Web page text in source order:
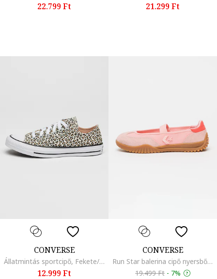
22.799 Ft 21.299 Ft
CONVERSE
Állatmintás sportcipő, Fekete/Világosbézs
12.999 Ft
CONVERSE
Run Star balerina cipő nyersbőr részletekkel, Világos rózsaszín/Élénk rózsaszín
19.499 Ft - 7%